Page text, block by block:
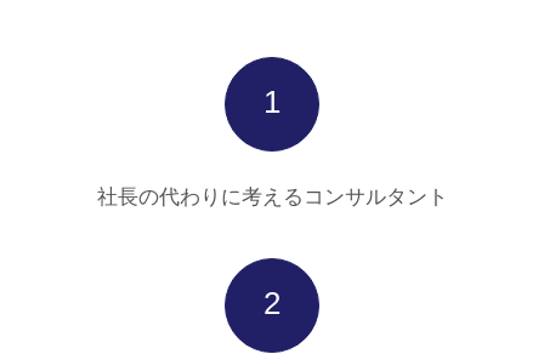
1
社長の代わりに考えるコンサルタント
2